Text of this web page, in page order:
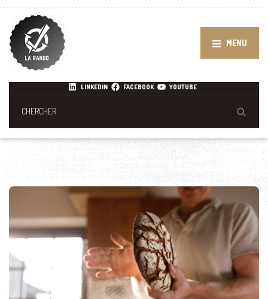
MENU
LINKEDIN FACEBOOK YOUTUBE